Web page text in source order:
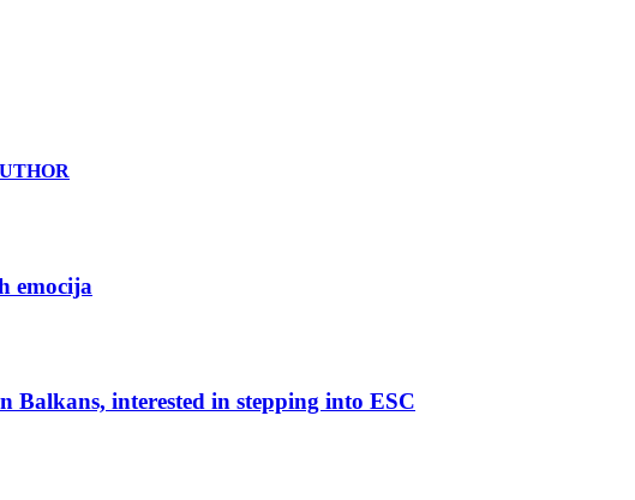
emocija
Balkans, interested in stepping into ESC